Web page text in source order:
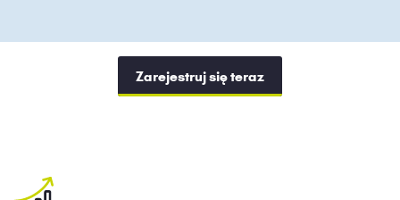
Zarejestruj się teraz